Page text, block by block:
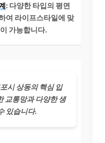
: 다양한 타입의 평면
여 라이프스타일에 맞
가능합니다.
시 상동의 핵심 입
교통망과 다양한 생
있습니다.